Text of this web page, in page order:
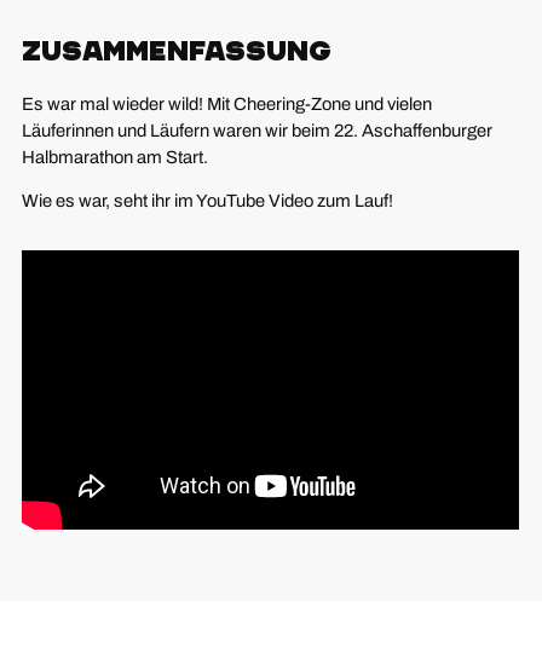
Zusammenfassung
Es war mal wieder wild! Mit Cheering-Zone und vielen
Läuferinnen und Läufern waren wir beim 22. Aschaffenburger
Halbmarathon am Start.
Wie es war, seht ihr im YouTube Video zum Lauf!